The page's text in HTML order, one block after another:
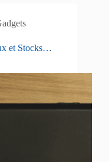
et Stocks…